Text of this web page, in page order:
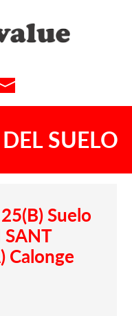
SUELO
Suelo
SANT
Calonge